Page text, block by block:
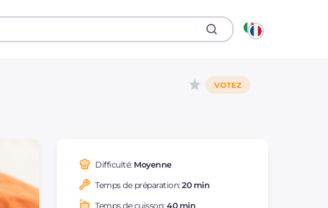
Difficulté: Moyenne
Temps de préparation:20 min
Temps de cuisson:40 min